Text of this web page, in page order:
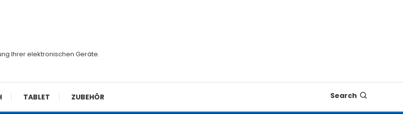
Ihrer elektronischen Geräte.
TABLET ZUBEHÖR Search